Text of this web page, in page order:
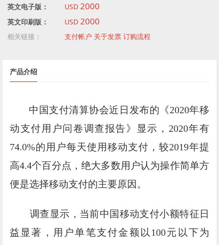
英文电子版： USD2000
英文印刷版： USD2000
相关链接： 支付帐户 关于发票订购流程
产品介绍
中国支付清算协会近日发布的《2020年移
动支付用户问卷调查报告》显示，2020年有
74.0%的用户每天使用移动支付，较2019年提
高4.4个百分点，绝大多数用户认为操作简单方
便是选择移动支付的主要原因。
调查显示，当前中国移动支付小额特征日
益显著，用户单笔支付金额以100元以下为